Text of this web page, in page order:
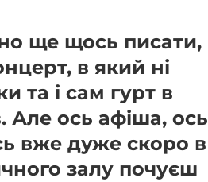
ще щось писати,
в який ні
та і сам гурт в
Але ось афіша, ось
вже дуже скоро в
залу почуєш